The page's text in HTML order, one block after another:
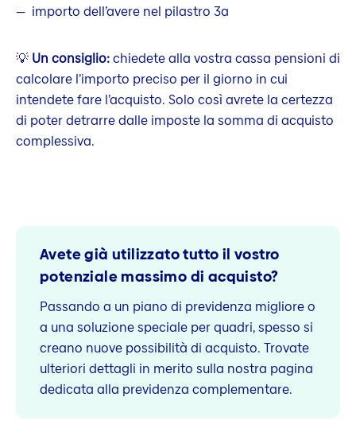
importo dell’avere nel pilastro 3a
💡 Un consiglio:chiedete alla vostra cassa pensioni di
calcolare l’importo preciso per il giorno in cui
intendete fare l’acquisto. Solo così avrete la certezza
di poter detrarre dalle imposte la somma di acquisto
complessiva.
Avete già utilizzato tutto il vostro
potenziale massimo di acquisto?
Passando a un piano di previdenza migliore o
a una soluzione speciale per quadri, spesso si
creano nuove possibilità di acquisto. Trovate
ulteriori dettagli in merito sulla nostra pagina
dedicata alla previdenza complementare.